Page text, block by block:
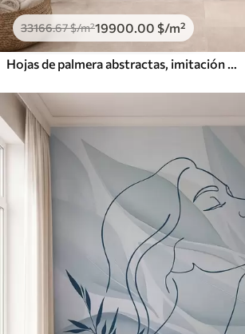
33166.67$/m²19900.00 $/m²
Hojas de palmera abstractas, imitación de pintura